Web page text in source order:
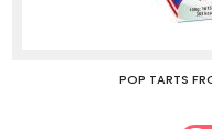
POP TARTS